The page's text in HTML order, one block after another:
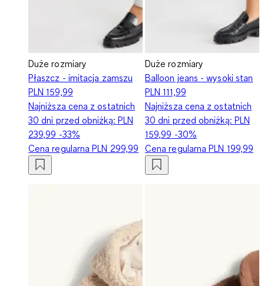
Duże rozmiary
Płaszcz - imitacja zamszu
PLN 159,99
Najniższa cena z ostatnich
30 dni przed obniżką: PLN
239,99 -33%
Cena regularnaPLN 299,99
Duże rozmiary
Balloon jeans - wysoki stan
PLN 111,99
Najniższa cena z ostatnich
30 dni przed obniżką: PLN
159,99 -30%
Cena regularnaPLN 199,99